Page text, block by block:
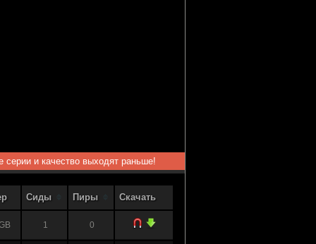
серии и качество выходят раньше!
Сиды Пиры Скачать
1 0